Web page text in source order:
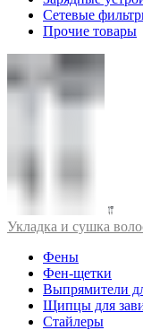
Сетевые
Прочие товары
Укладка и сушка
Фены
Фен-щетки
Выпрямители
Щипцы для
Стайлеры